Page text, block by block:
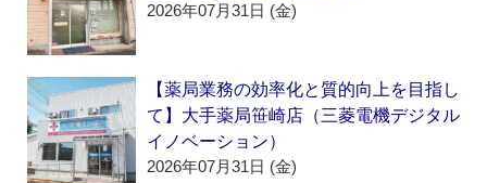
2026年07月31日 (金)
【薬局業務の効率化と質的向上を目指し
て】大手薬局笹崎店（三菱電機デジタル
イノベーション）
2026年07月31日 (金)